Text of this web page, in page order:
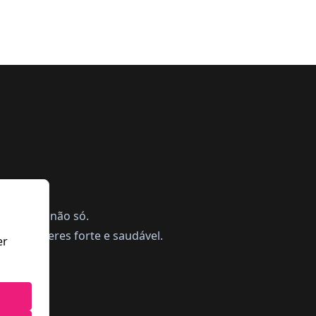
mas não só.
te manteres forte e saudável.